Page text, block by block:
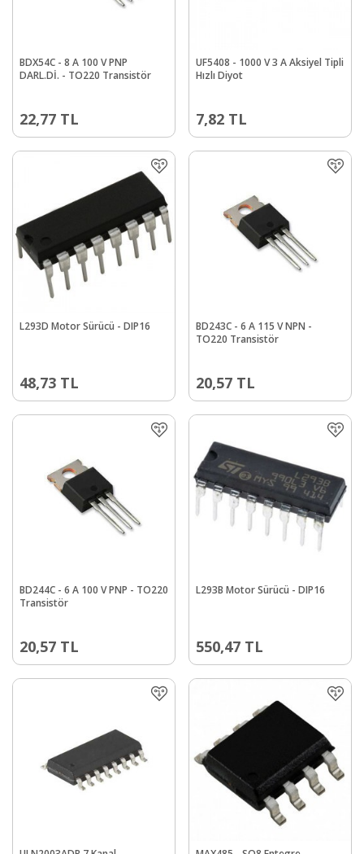
BDX54C - 8 A 100 V PNP
DARL.Dİ. - TO220 Transistör
22,77 TL
UF5408 - 1000 V 3 A Aksiyel Tipli
Hızlı Diyot
7,82 TL
L293D Motor Sürücü - DIP16
48,73 TL
BD243C - 6 A 115 V NPN -
TO220 Transistör
20,57 TL
BD244C - 6 A 100 V PNP - TO220
Transistör
20,57 TL
L293B Motor Sürücü - DIP16
550,47 TL